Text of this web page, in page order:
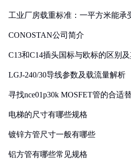
工业厂房载重标准：一平方米能承
CONOSTAN公司简介
C13和C14插头国标与欧标的区别
LGJ-240/30导线参数及载流量解析
寻找nce01p30k MOSFET管的合适
电梯的尺寸有哪些规格
镀锌方管尺寸一般有哪些
铝方管有哪些常见规格